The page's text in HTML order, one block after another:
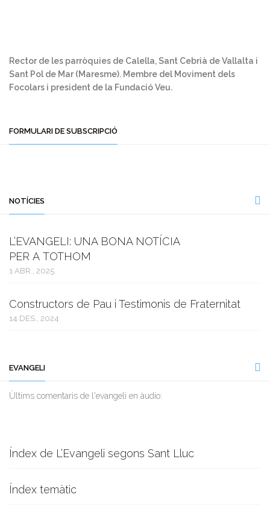
Rector de les parròquies de Calella, Sant Cebrià de Vallalta i
Sant Pol de Mar (Maresme). Membre del Moviment dels
Focolars i president de la Fundació Veu.
FORMULARI DE SUBSCRIPCIÓ
NOTÍCIES
L’EVANGELI: UNA BONA NOTÍCIA
PER A TOTHOM
1 ABR., 2025
Constructors de Pau i Testimonis de Fraternitat
14 DES., 2024
EVANGELI
Ùltims comentaris de l'evangeli en àudio:
Índex de L’Evangeli segons Sant Lluc
Índex temàtic